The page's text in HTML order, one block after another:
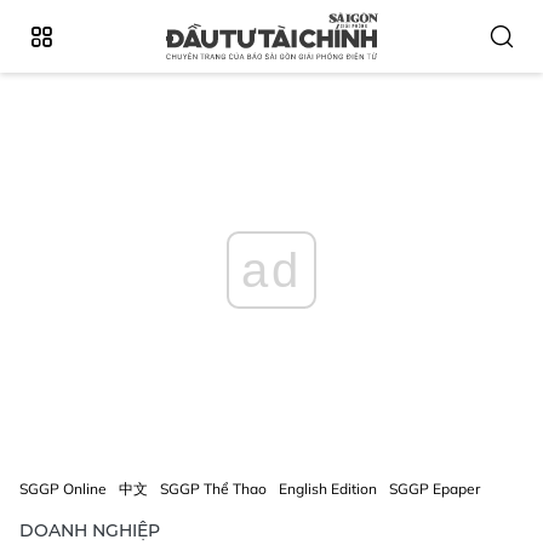
ad
SGGP Online 中文 SGGP Thể Thao English Edition SGGP Epaper
DOANH NGHIỆP